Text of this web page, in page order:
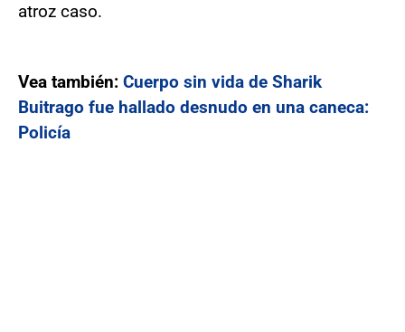
atroz caso.
Vea también: Cuerpo sin vida de Sharik
Buitrago fue hallado desnudo en una caneca:
Policía